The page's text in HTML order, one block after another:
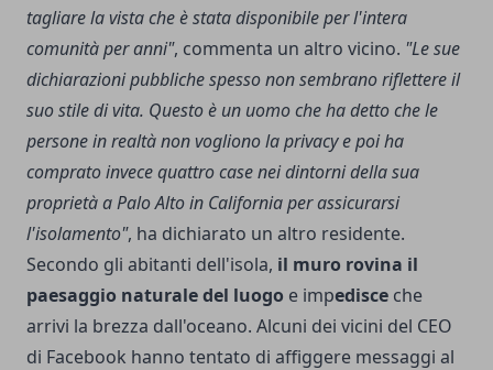
tagliare la vista che è stata disponibile per l'intera
comunità per anni", commenta un altro vicino. "Le sue
dichiarazioni pubbliche spesso non sembrano riflettere il
suo stile di vita. Questo è un uomo che ha detto che le
persone in realtà non vogliono la privacy e poi ha
comprato invece quattro case nei dintorni della sua
proprietà a Palo Alto in California per assicurarsi
l'isolamento", ha dichiarato un altro residente.
Secondo gli abitanti dell'isola, il muro rovina il
paesaggio naturale del luogo e impedisce che
arrivi la brezza dall'oceano. Alcuni dei vicini del CEO
di Facebook hanno tentato di affiggere messaggi al